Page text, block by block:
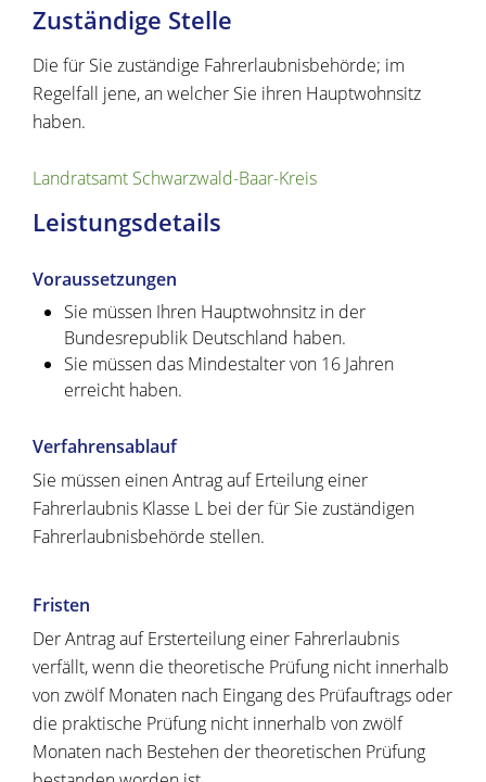
Zuständige Stelle
Die für Sie zuständige Fahrerlaubnisbehörde; im
Regelfall jene, an welcher Sie ihren Hauptwohnsitz
haben.
Landratsamt Schwarzwald-Baar-Kreis
Leistungsdetails
Voraussetzungen
Sie müssen Ihren Hauptwohnsitz in der
Bundesrepublik Deutschland haben.
Sie müssen das Mindestalter von 16 Jahren
erreicht haben.
Verfahrensablauf
Sie müssen einen Antrag auf Erteilung einer
Fahrerlaubnis Klasse L bei der für Sie zuständigen
Fahrerlaubnisbehörde stellen.
Fristen
Der Antrag auf Ersterteilung einer Fahrerlaubnis
verfällt, wenn die theoretische Prüfung nicht innerhalb
von zwölf Monaten nach Eingang des Prüfauftrags oder
die praktische Prüfung nicht innerhalb von zwölf
Monaten nach Bestehen der theoretischen Prüfung